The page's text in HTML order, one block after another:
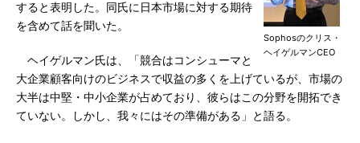
Sophosのクリス・
ヘイゲルマンCEO
すると表明した。同氏に日本市場に対する期待
を含めて話を聞いた。
ヘイゲルマン氏は、「競合はコンシューマと
大企業顧客向けのビジネスで収益の多くを上げているが、市場の
大半は中堅・中小企業が占めており、彼らはこの分野を開拓でき
ていない。しかし、我々にはその準備がある」と語る。